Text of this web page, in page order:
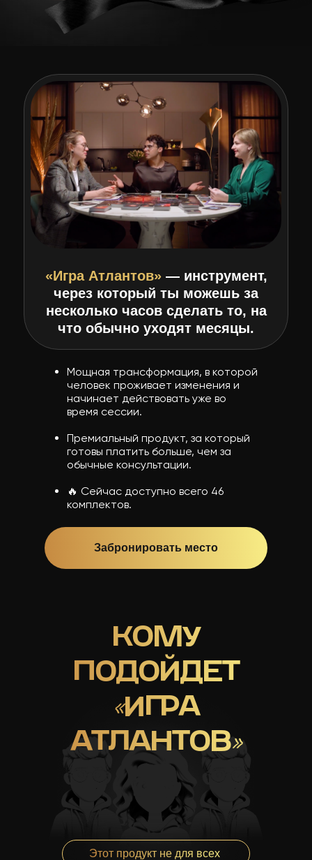
Мощная трансформация, в которой
человек проживает изменения и
начинает действовать уже во
время сессии.
Премиальный продукт, за который
готовы платить больше, чем за
обычные консультации.
🔥 Сейчас доступно всего 46
комплектов.
«Игра Атлантов»— инструмент,
через который ты можешь за
несколько часов сделать то, на
что обычно уходят месяцы.
Забронировать место
Этот продукт не для всех
КОМУ
ПОДОЙДЕТ
«ИГРА
АТЛАНТОВ»